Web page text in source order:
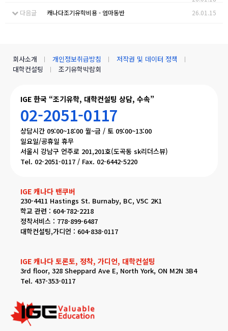
다음글
캐나다조기유학비용 - 엄마동반 26.01.15
IGE 한국 “조기유학, 대학컨설팅 상담, 수속”
02-2051-0117
상담시간 09:00~18:00 월~금 / 토 09:00~13:00
일요일/공휴일 휴무
서울시 강남구 언주로 201,201호(도곡동 sk리더스뷰)
Tel. 02-2051-0117 / Fax. 02-6442-5220
IGE 캐나다 밴쿠버
230-4411 Hastings St. Burnaby, BC, V5C 2K1
학교 관련 : 604-782-2218
정착서비스 : 778-899-6487
대학컨설팅,가디언 : 604-838-0117
IGE 캐나다 토론토, 정착, 가디언, 대학컨설팅
3rd floor, 328 Sheppard Ave E, North York, ON M2N 3B4
Tel. 437-353-0117
회사소개 개인정보취급방침
저작권 및 데이터 정책
대학컨설팅
조기유학박람회